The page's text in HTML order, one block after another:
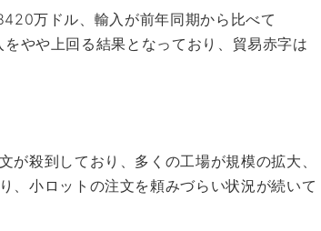
万ドル、輸入が前年同期から比べて
やや上回る結果となっており、貿易赤字は
殺到しており、多くの工場が規模の拡大、
、小ロットの注文を頼みづらい状況が続いて